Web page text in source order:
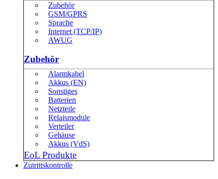
Zubehör
GSM/GPRS
Sprache
Internet (TCP/IP)
AWUG
Zubehör
Alarmkabel
Akkus (EN)
Sonstiges
Batterien
Netzteile
Relaismodule
Verteiler
Gehäuse
Akkus (VdS)
EoL Produkte
Zutrittskontrolle